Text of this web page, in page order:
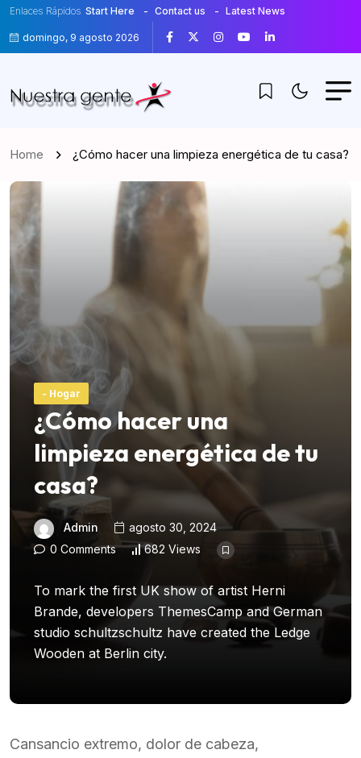
Enlaces Rápidos Start Here Contact us Latest News
domingo, 9 agosto 2026
Home ¿Cómo hacer una limpieza energética de tu casa?
- Hogar
¿Cómo hacer una
limpieza energética de tu
casa?
Admin
agosto 30, 2024
0 Comments
682 Views
To mark the first UK show of artist Herni
Brande, developers ThemesCamp and German
studio schultzschultz have created the Ledge
Wooden at Berlin city.
Cansancio extremo, dolor de cabeza,